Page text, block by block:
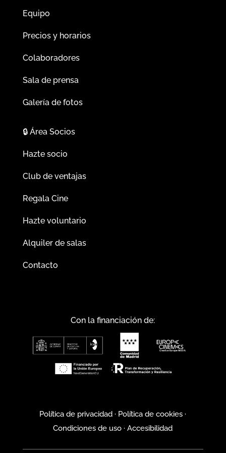
Equipo
Precios y horarios
Colaboradores
Sala de prensa
Galería de fotos
🔒Área Socios
Hazte socio
Club de ventajas
Regala Cine
Hazte voluntario
Alquiler de salas
Contacto
Con la financiación de:
Política de privacidad · Política de cookies ·
Condiciones de uso ·Accesibilidad